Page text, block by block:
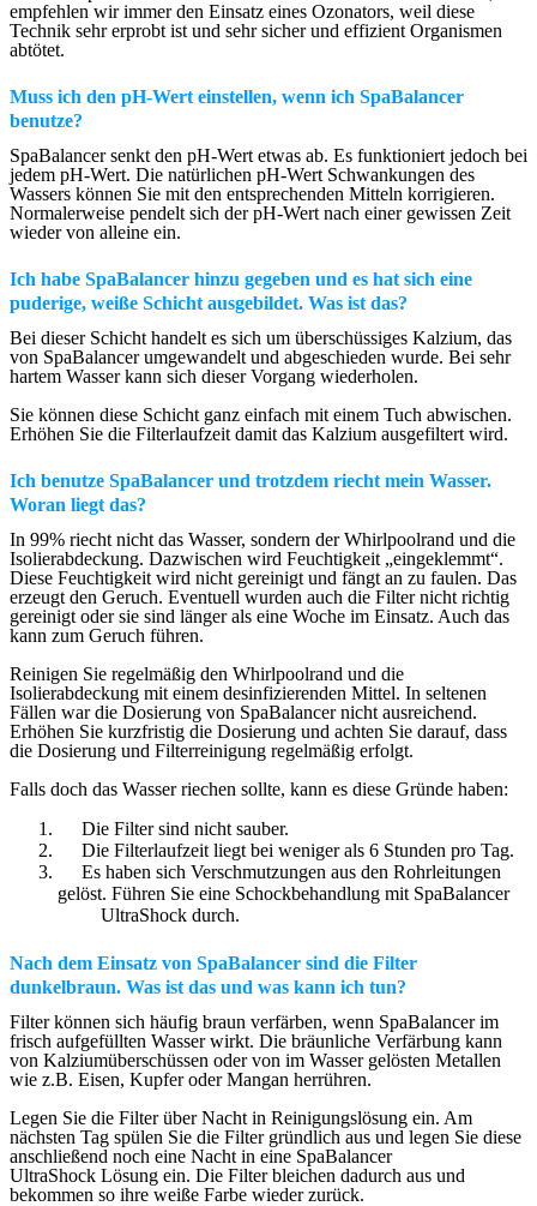
empfehlen wir immer den Einsatz eines Ozonators, weil diese
Technik sehr erprobt ist und sehr sicher und effizient Organismen
abtötet.
Muss ich den pH-Wert einstellen, wenn ich SpaBalancer
benutze?
SpaBalancer senkt den pH-Wert etwas ab. Es funktioniert jedoch bei
jedem pH-Wert. Die natürlichen pH-Wert Schwankungen des
Wassers können Sie mit den entsprechenden Mitteln korrigieren.
Normalerweise pendelt sich der pH-Wert nach einer gewissen Zeit
wieder von alleine ein.
Ich habe SpaBalancer hinzu gegeben und es hat sich eine
puderige, weiße Schicht ausgebildet. Was ist das?
Bei dieser Schicht handelt es sich um überschüssiges Kalzium, das
von SpaBalancer umgewandelt und abgeschieden wurde. Bei sehr
hartem Wasser kann sich dieser Vorgang wiederholen.
Sie können diese Schicht ganz einfach mit einem Tuch abwischen.
Erhöhen Sie die Filterlaufzeit damit das Kalzium ausgefiltert wird.
Ich benutze SpaBalancer und trotzdem riecht mein Wasser.
Woran liegt das?
In 99% riecht nicht das Wasser, sondern der Whirlpoolrand und die
Isolierabdeckung. Dazwischen wird Feuchtigkeit „eingeklemmt“.
Diese Feuchtigkeit wird nicht gereinigt und fängt an zu faulen. Das
erzeugt den Geruch. Eventuell wurden auch die Filter nicht richtig
gereinigt oder sie sind länger als eine Woche im Einsatz. Auch das
kann zum Geruch führen.
Reinigen Sie regelmäßig den Whirlpoolrand und die
Isolierabdeckung mit einem desinfizierenden Mittel. In seltenen
Fällen war die Dosierung von SpaBalancer nicht ausreichend.
Erhöhen Sie kurzfristig die Dosierung und achten Sie darauf, dass
die Dosierung und Filterreinigung regelmäßig erfolgt.
Falls doch das Wasser riechen sollte, kann es diese Gründe haben:
Die Filter sind nicht sauber.
Die Filterlaufzeit liegt bei weniger als 6 Stunden pro Tag.
Es haben sich Verschmutzungen aus den Rohrleitungen
gelöst. Führen Sie eine Schockbehandlung mit SpaBalancer
UltraShock durch.
Nach dem Einsatz von SpaBalancer sind die Filter
dunkelbraun. Was ist das und was kann ich tun?
Filter können sich häufig braun verfärben, wenn SpaBalancer im
frisch aufgefüllten Wasser wirkt. Die bräunliche Verfärbung kann
von Kalziumüberschüssen oder von im Wasser gelösten Metallen
wie z.B. Eisen, Kupfer oder Mangan herrühren.
Legen Sie die Filter über Nacht in Reinigungslösung ein. Am
nächsten Tag spülen Sie die Filter gründlich aus und legen Sie diese
anschließend noch eine Nacht in eine SpaBalancer
UltraShock Lösung ein. Die Filter bleichen dadurch aus und
bekommen so ihre weiße Farbe wieder zurück.